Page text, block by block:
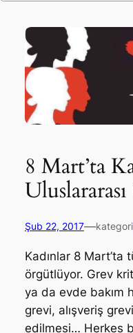
8 Mart’ta
Şub 22, 2017—
Kadınlar 8 Mart’ta
örgütlüyor. Grev
ya da evde bakım
grevi, alışveriş
edilmesi… Herkes